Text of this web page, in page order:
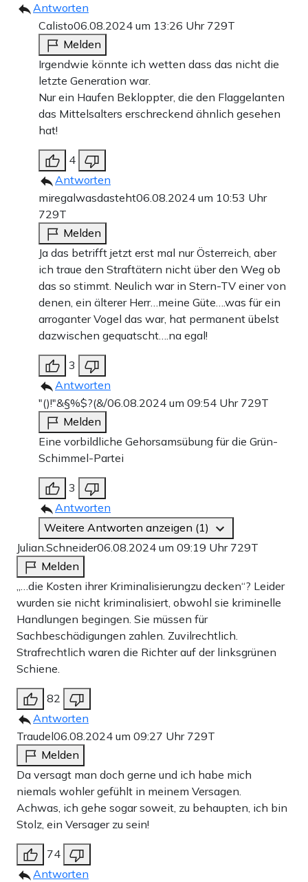
Antworten
Calisto06.08.2024 um 13:26 Uhr 729T
Melden
Irgendwie könnte ich wetten dass das nicht die
letzte Generation war.
Nur ein Haufen Bekloppter, die den Flaggelanten
das Mittelsalters erschreckend ähnlich gesehen
hat!
4
Antworten
miregalwasdasteht06.08.2024 um 10:53 Uhr
729T
Melden
Ja das betrifft jetzt erst mal nur Österreich, aber
ich traue den Straftätern nicht über den Weg ob
das so stimmt. Neulich war in Stern-TV einer von
denen, ein älterer Herr…meine Güte….was für ein
arroganter Vogel das war, hat permanent übelst
dazwischen gequatscht….na egal!
3
Antworten
"()!"&§%$?(&/06.08.2024 um 09:54 Uhr 729T
Melden
Eine vorbildliche Gehorsamsübung für die Grün-
Schimmel-Partei
3
Antworten
Weitere Antworten anzeigen (1)
Julian.Schneider06.08.2024 um 09:19 Uhr 729T
Melden
„…die Kosten ihrer Kriminalisierungzu decken“? Leider
wurden sie nicht kriminalisiert, obwohl sie kriminelle
Handlungen begingen. Sie müssen für
Sachbeschädigungen zahlen. Zuvilrechtlich.
Strafrechtlich waren die Richter auf der linksgrünen
Schiene.
82
Antworten
Traudel06.08.2024 um 09:27 Uhr 729T
Melden
Da versagt man doch gerne und ich habe mich
niemals wohler gefühlt in meinem Versagen.
Achwas, ich gehe sogar soweit, zu behaupten, ich bin
Stolz, ein Versager zu sein!
74
Antworten